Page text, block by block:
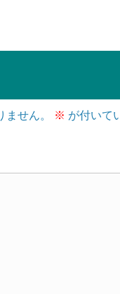
せん。 ※ が付いて